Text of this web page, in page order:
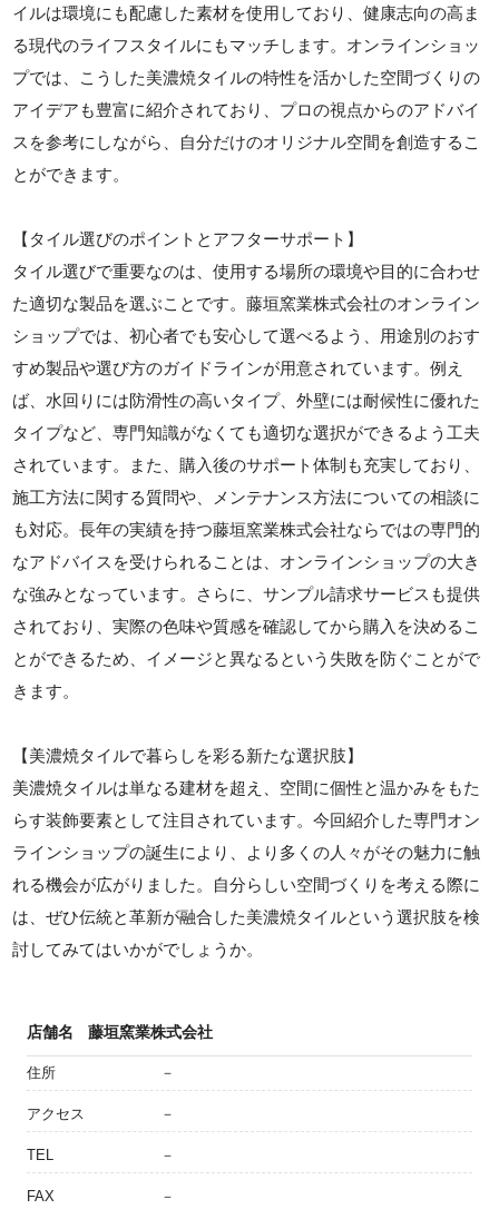
イルは環境にも配慮した素材を使用しており、健康志向の高ま
る現代のライフスタイルにもマッチします。オンラインショッ
プでは、こうした美濃焼タイルの特性を活かした空間づくりの
アイデアも豊富に紹介されており、プロの視点からのアドバイ
スを参考にしながら、自分だけのオリジナル空間を創造するこ
とができます。
【タイル選びのポイントとアフターサポート】
タイル選びで重要なのは、使用する場所の環境や目的に合わせ
た適切な製品を選ぶことです。藤垣窯業株式会社のオンライン
ショップでは、初心者でも安心して選べるよう、用途別のおす
すめ製品や選び方のガイドラインが用意されています。例え
ば、水回りには防滑性の高いタイプ、外壁には耐候性に優れた
タイプなど、専門知識がなくても適切な選択ができるよう工夫
されています。また、購入後のサポート体制も充実しており、
施工方法に関する質問や、メンテナンス方法についての相談に
も対応。長年の実績を持つ藤垣窯業株式会社ならではの専門的
なアドバイスを受けられることは、オンラインショップの大き
な強みとなっています。さらに、サンプル請求サービスも提供
されており、実際の色味や質感を確認してから購入を決めるこ
とができるため、イメージと異なるという失敗を防ぐことがで
きます。
【美濃焼タイルで暮らしを彩る新たな選択肢】
美濃焼タイルは単なる建材を超え、空間に個性と温かみをもた
らす装飾要素として注目されています。今回紹介した専門オン
ラインショップの誕生により、より多くの人々がその魅力に触
れる機会が広がりました。自分らしい空間づくりを考える際に
は、ぜひ伝統と革新が融合した美濃焼タイルという選択肢を検
討してみてはいかがでしょうか。
店舗名 藤垣窯業株式会社
住所 －
アクセス －
TEL －
FAX －